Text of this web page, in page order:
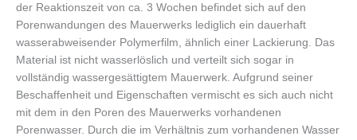
der Reaktionszeit von ca. 3 Wochen befindet sich auf den
Porenwandungen des Mauerwerks lediglich ein dauerhaft
wasserabweisender Polymerfilm, ähnlich einer Lackierung. Das
Material ist nicht wasserlöslich und verteilt sich sogar in
vollständig wassergesättigtem Mauerwerk. Aufgrund seiner
Beschaffenheit und Eigenschaften vermischt es sich auch nicht
mit dem in den Poren des Mauerwerks vorhandenen
Porenwasser. Durch die im Verhältnis zum vorhandenen Wasser